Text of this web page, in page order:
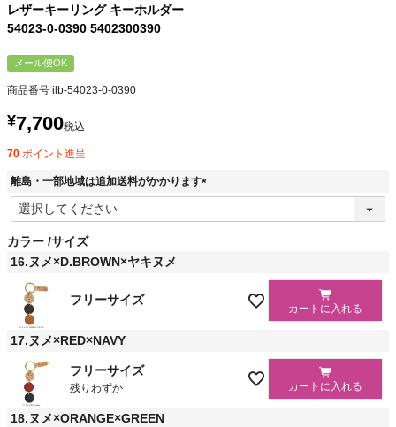
レザーキーリング キーホルダー
54023-0-0390 5402300390
メール便OK
商品番号 ilb-54023-0-0390
¥7,700税込
70 ポイント進呈
離島・一部地域は追加送料がかかります
(
カラー サイズ
16.ヌメ×D.BROWN×ヤキヌメ
フリーサイズ
カートに入れる
17.ヌメ×RED×NAVY
フリーサイズ
残りわずか カートに入れる
18.ヌメ×ORANGE×GREEN